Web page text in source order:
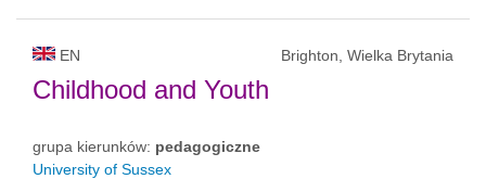
EN Brighton, Wielka Brytania
Childhood and Youth
grupa kierunków: pedagogiczne
University of Sussex